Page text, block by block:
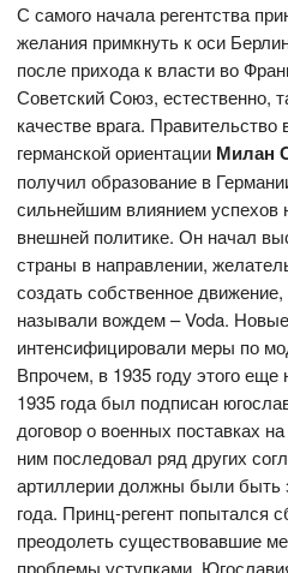
С самого начала регентства
желания примкнуть к оси
после прихода к власти во
Советский Союз, естественно,
качестве врага. Правительство
германской ориентации Милан
получил образование в
сильнейшим влиянием успехов
внешней политике. Он начал
страны в направлении,
создать собственное движение,
называли вождем – Voda.
интенсифицировали меры по
Впрочем, в 1935 году этого
1935 года был подписан
договор о военных поставках
ним последовал ряд других
артиллерии должны были быть
года. Принц-регент попытался
преодолеть существовавшие
проблемы уступками.